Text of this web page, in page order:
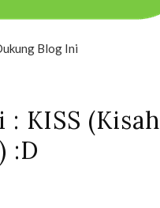
Blog Ini
: KISS (Kisah
:D